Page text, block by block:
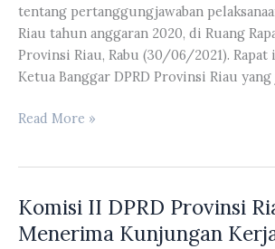
tentang pertanggungjawaban
Riau tahun anggaran 2020, di Ruang
Provinsi Riau, Rabu (30/06/2021).
Ketua Banggar DPRD Provinsi Riau
Banggar
Melakukan
Rapat
Read More »
Komisi II DPRD Provinsi
Menerima Kunjungan